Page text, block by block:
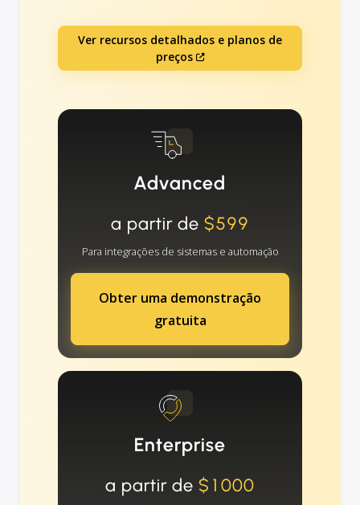
Ver recursos detalhados e planos de
preços
Advanced
a partir de $599
Para integrações de sistemas e automação
Obter uma demonstração
gratuita
Enterprise
a partir de $1000